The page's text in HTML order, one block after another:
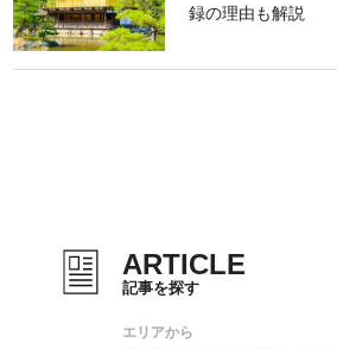
録の理由も解説
ARTICLE
記事を探す
エリアから